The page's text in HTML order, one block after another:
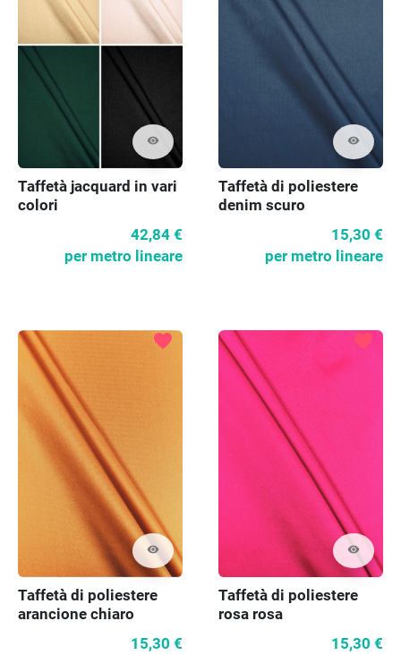
visibility
Taffetà jacquard in vari
colori
42,84 €
per metro lineare
visibility
Taffetà di poliestere
denim scuro
15,30 €
per metro lineare
visibility
favorite
Taffetà di poliestere
arancione chiaro
15,30 €
visibility
favorite
Taffetà di poliestere
rosa rosa
15,30 €